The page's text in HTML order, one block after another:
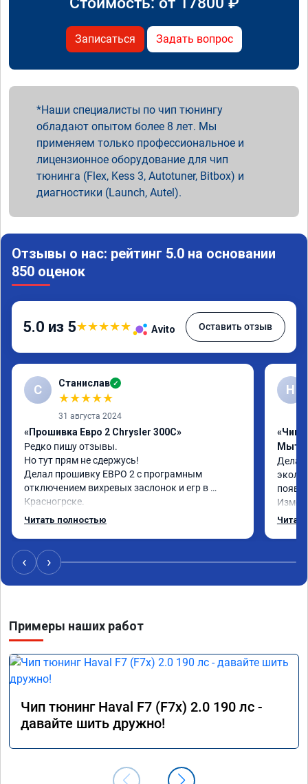
Записаться Задать вопрос
Наши специалисты по чип тюнингу
обладают опытом более 8 лет. Мы
применяем только профессиональное и
лицензионное оборудование для чип
тюнинга (Flex, Kess 3, Autotuner, Bitbox) и
диагностики (Launch, Autel).
Отзывы о нас: рейтинг 5.0 на основании
850 оценок
5.0 из 5★★★★★ Avito Оставить отзыв
С Станислав ✓
★★★★★
31 августа 2024
«Прошивка Евро 2 Chrysler 300C»
Редко пишу отзывы.
Но тут прям не сдержусь!
Делал прошивку ЕВРО 2 с програмным
отключением вихревых заслонок и егр в
Красногрске.
Все прошло отлично,расход топлива
вихревых заслонок в аварийном режиме,но и
до удаления их расход топлива был выше чем
сейчас.
Читать полностью
Н
«Чип
Делал
потом
‹ ›
Примеры наших работ
Чип тюнинг Haval F7 (F7x) 2.0 190 лс -
давайте шить дружно!